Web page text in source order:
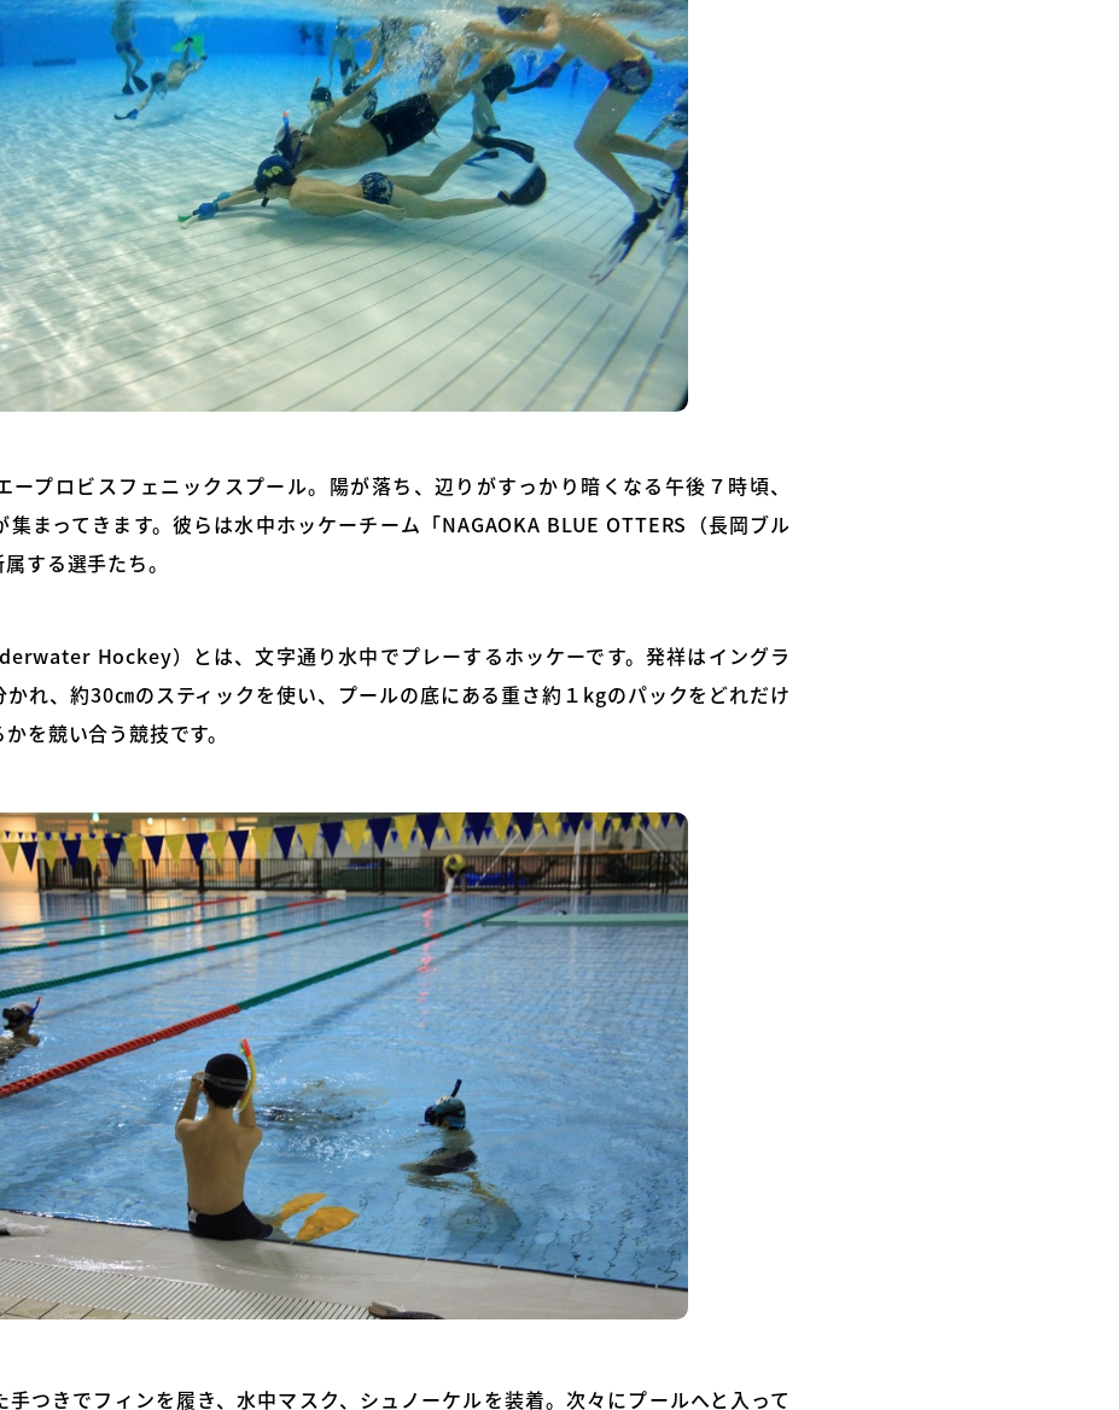
ープロビスフェニックスプール。陽が落ち、辺りがすっかり暗くなる午後７時頃、
まってきます。彼らは水中ホッケーチーム「NAGAOKA BLUE OTTERS（長岡ブル
する選手たち。
Hockey）とは、文字通り水中でプレーするホッケーです。発祥はイングラ
かれ、約30㎝のスティックを使い、プールの底にある重さ約１kgのパックをどれだけ
を競い合う競技です。
手つきでフィンを履き、水中マスク、シュノーケルを装着。次々にプールへと入って